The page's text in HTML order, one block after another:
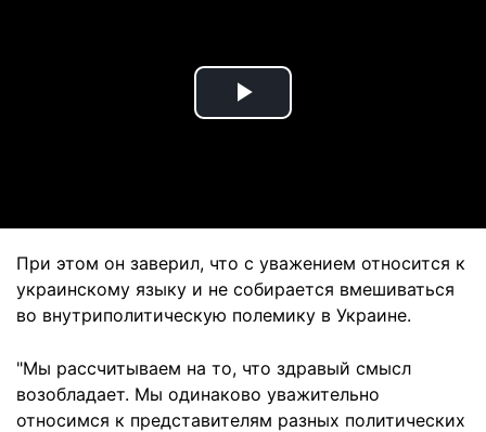
Play
При этом он заверил, что с уважением относится к
украинскому языку и не собирается вмешиваться
во внутриполитическую полемику в Украине.
"Мы рассчитываем на то, что здравый смысл
возобладает. Мы одинаково уважительно
относимся к представителям разных политических